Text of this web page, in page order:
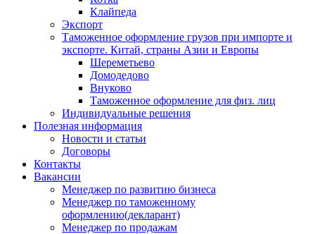
Клайпеда
Экспорт
Таможенное оформление грузов при импорте и
экспорте. Китай, страны Азии и Европы
Шереметьево
Домодедово
Внуково
Таможенное оформление для физ. лиц
Индивидуальные решения
Полезная информация
Новости и статьи
Договоры
Контакты
Вакансии
Менеджер по развитию бизнеса
Менеджер по таможенному
оформлению(декларант)
Менеджер по продажам